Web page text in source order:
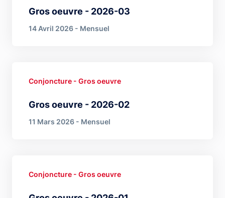
Gros oeuvre - 2026-03
14 Avril 2026 - Mensuel
Gros oeuvre - 2026-02
Conjoncture - Gros oeuvre
11 Mars 2026 - Mensuel
Conjoncture - Gros oeuvre